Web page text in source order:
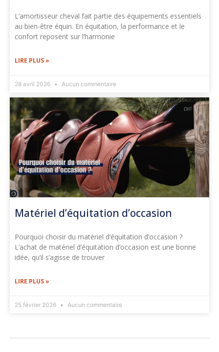
L’amortisseur cheval fait partie des équipements essentiels
au bien-être équin. En équitation, la performance et le
confort reposent sur l’harmonie
LIRE PLUS »
28 avril 2026 Aucun commentaire
Matériel d’équitation d’occasion
Pourquoi choisir du matériel d’équitation d’occasion ?
L’achat de matériel d’équitation d’occasion est une bonne
idée, qu’il s’agisse de trouver
LIRE PLUS »
25 février 2026 Aucun commentaire